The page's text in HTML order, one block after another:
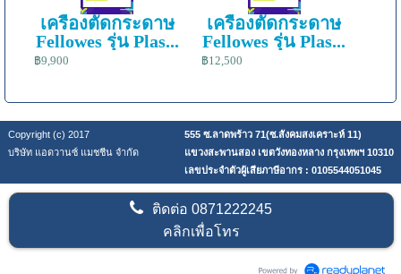
เครื่องตัดกระดาษ
Fellowes รุ่น Plas...
฿9,900
เครื่องตัดกระดาษ
Fellowes รุ่น Plas...
฿12,500
Copyright (c) 2017
555 ซ.ลาดพร้าว 71(ซ.สังคมสงเคราะห์ 11)
บริษัท แอดวานซ์ แมชชีน จำกัด
แขวงสะพานสอง เขตวังทองหลาง กรุงเทพฯ 10310
เลขประจำตัวผู้เสียภาษีอากร : 0105544051045
ติดต่อ0871222245
คลิกเพื่อโทร